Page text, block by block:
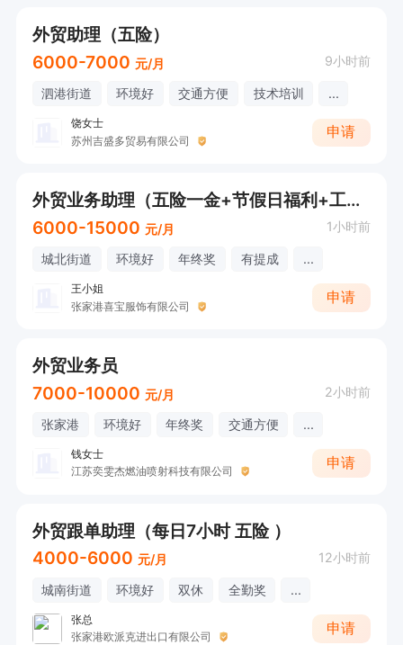
外贸助理（五险）
6000-7000 元/月 9小时前
泗港街道 环境好 交通方便 技术培训 ...
饶女士
苏州吉盛多贸易有限公司
申请
外贸业务助理（五险一金+节假日福利+工作氛围好））
6000-15000 元/月 1小时前
城北街道 环境好 年终奖 有提成 ...
王小姐
张家港喜宝服饰有限公司
申请
外贸业务员
7000-10000 元/月 2小时前
张家港 环境好 年终奖 交通方便 ...
钱女士
江苏奕雯杰燃油喷射科技有限公司
申请
外贸跟单助理（每日7小时 五险 ）
4000-6000 元/月 12小时前
城南街道 环境好 双休 全勤奖 ...
张总
张家港欧派克进出口有限公司
申请